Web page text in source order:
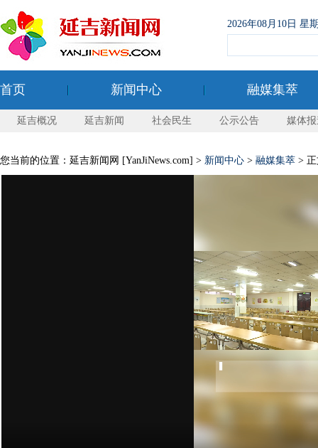
2026年08月10日 星
首页 新闻中心 融媒集萃
延吉概况 延吉新闻 社会民生 公示公告 媒体
您当前的位置：延吉新闻网 [YanJiNews.com] > 新闻中心 > 融媒集萃 >